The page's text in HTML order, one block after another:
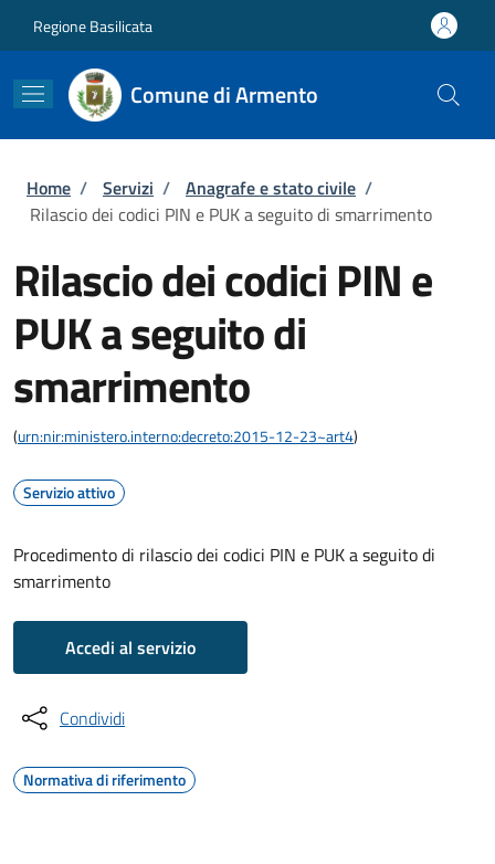
Regione Basilicata
Comune di Armento
Briciole di pane
Home / Servizi / Anagrafe e stato civile /
Rilascio dei codici PIN e PUK a seguito di smarrimento
Rilascio dei codici PIN e
PUK a seguito di
smarrimento
(urn:nir:ministero.interno:decreto:2015-12-23~art4)
Servizio attivo
Procedimento di rilascio dei codici PIN e PUK a seguito di
smarrimento
Accedi al servizio
Condividi
Normativa di riferimento